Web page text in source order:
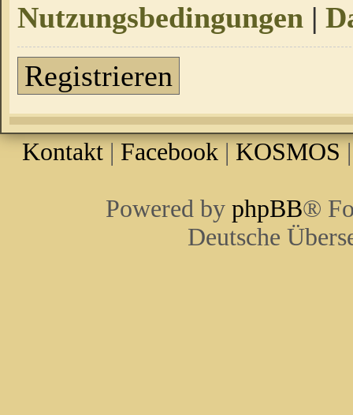
Nutzungsbedingungen |
Registrieren
Kontakt | Facebook | KOSMOS
Powered by phpBB®
Deutsche